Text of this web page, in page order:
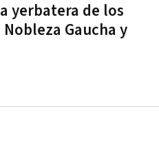
yerbatera de los
Gaucha y